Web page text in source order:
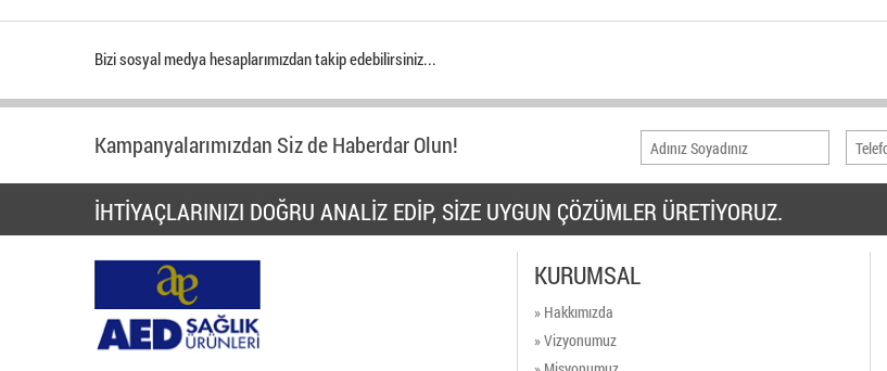
Bizi sosyal medya hesaplarımızdan takip edebilirsiniz...
Kampanyalarımızdan Siz de Haberdar Olun!
İHTİYAÇLARINIZI DOĞRU ANALİZ EDİP, SİZE UYGUN ÇÖZÜMLER ÜRETİYORUZ.
KURUMSAL
» Hakkımızda
» Vizyonumuz